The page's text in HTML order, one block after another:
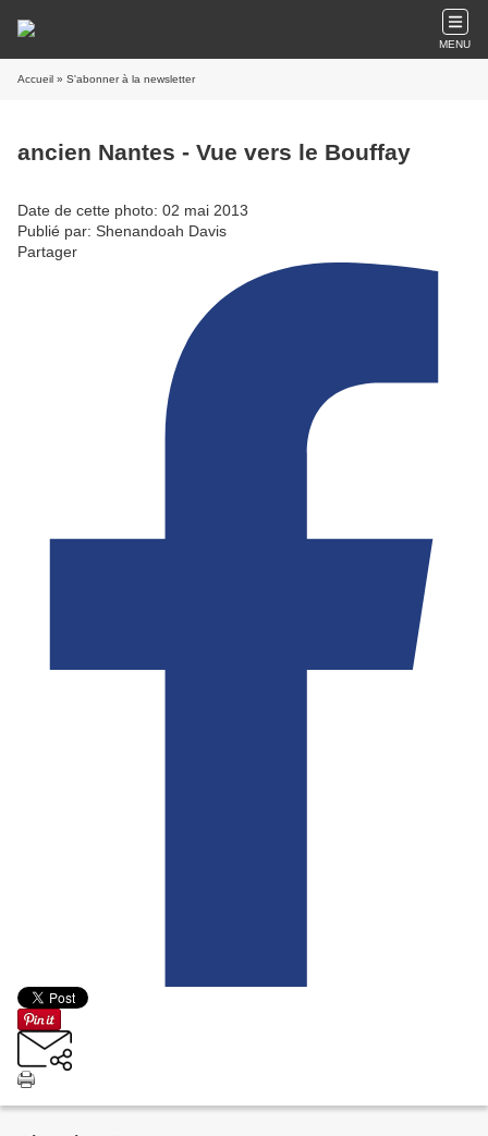
MENU
Accueil » S'abonner à la newsletter
ancien Nantes - Vue vers le Bouffay
Date de cette photo: 02 mai 2013
Publié par: Shenandoah Davis
Partager